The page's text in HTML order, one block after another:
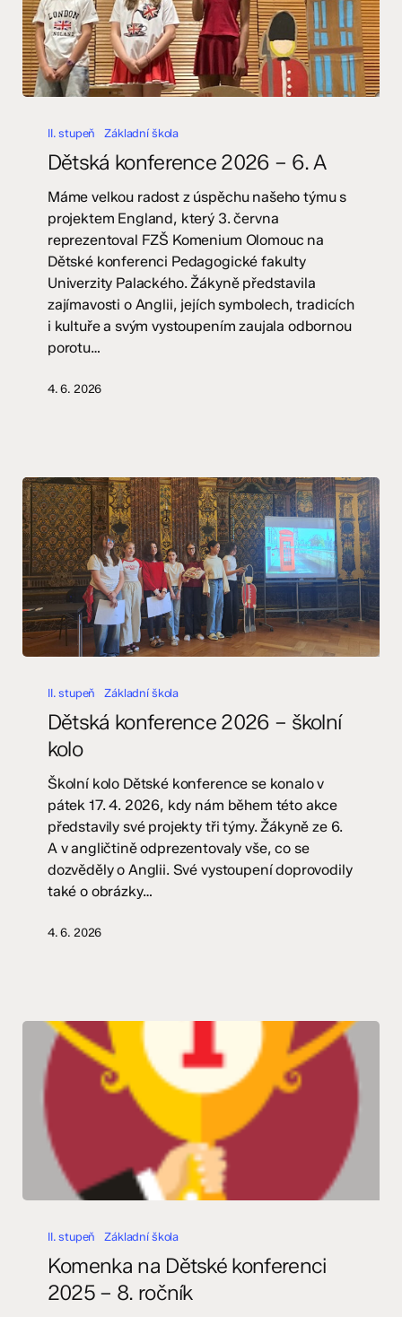
konference
II. stupeň Základní škola
Dětská konference 2026 – 6. A
Máme velkou radost z úspěchu našeho týmu s
projektem England, který 3. června
reprezentoval FZŠ Komenium Olomouc na
Dětské konferenci Pedagogické fakulty
Univerzity Palackého. Žákyně představila
zajímavosti o Anglii, jejích symbolech, tradicích
i kultuře a svým vystoupením zaujala odbornou
porotu…
4. 6. 2026
konference
školní
II. stupeň Základní škola
Dětská konference 2026 – školní
kolo
Školní kolo Dětské konference se konalo v
pátek 17. 4. 2026, kdy nám během této akce
představily své projekty tři týmy. Žákyně ze 6.
A v angličtině odprezentovaly vše, co se
dozvěděly o Anglii. Své vystoupení doprovodily
také o obrázky…
4. 6. 2026
konferenci
2025
II. stupeň Základní škola
Komenka na Dětské konferenci
2025 – 8. ročník